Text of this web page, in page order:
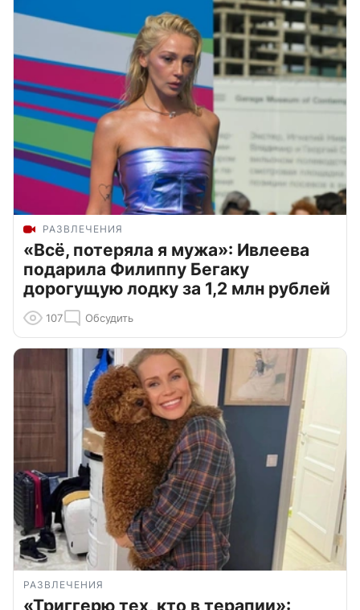
РАЗВЛЕЧЕНИЯ
«Всё, потеряла я мужа»: Ивлеева
подарила Филиппу Бегаку
дорогущую лодку за 1,2 млн рублей
107 Обсудить
РАЗВЛЕЧЕНИЯ
«Триггерю тех, кто в терапии»: